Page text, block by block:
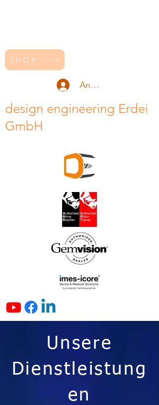
SHOP
Anmelden
design engineering Erdei
GmbH
Unsere
Dienstleistung
en